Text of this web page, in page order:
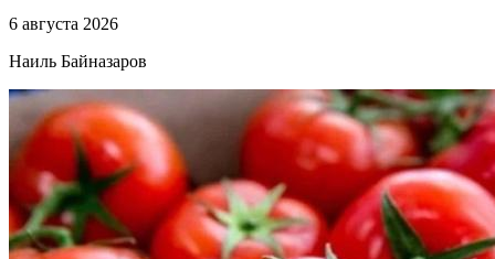
6 августа 2026
Наиль Байназаров